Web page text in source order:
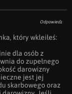
Odpowiedz
który wkleiłeś:
dla osób z
do zupełnego
darowizny
jest jej
skarbowego oraz